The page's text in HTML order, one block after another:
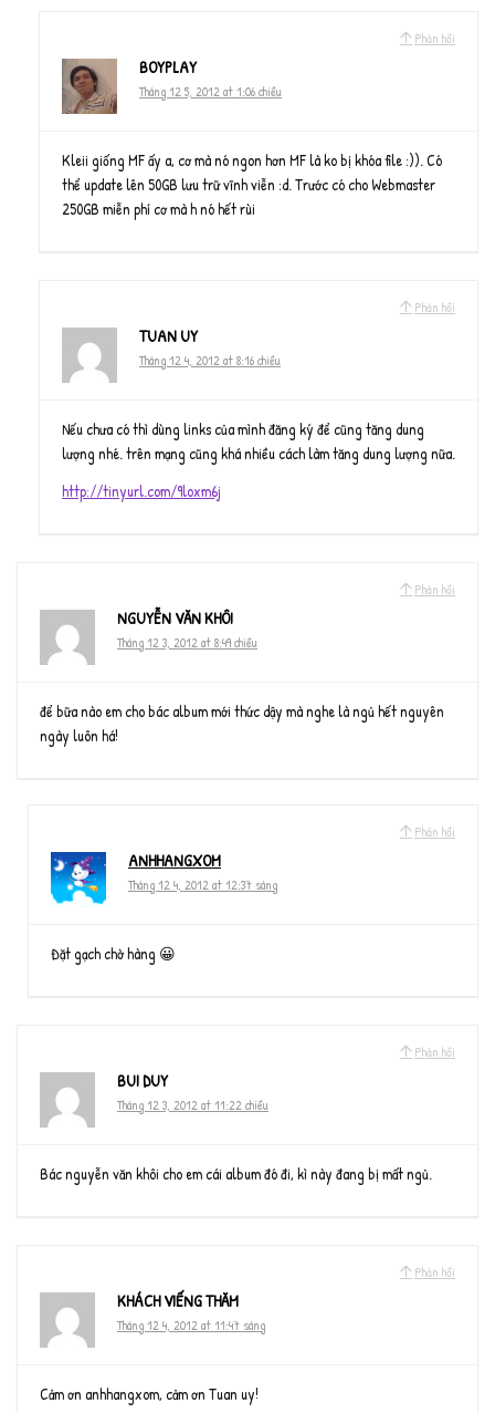
Phản hồi
BOYPLAY
Tháng 12 5, 2012 at 1:06 chiều
Kleii giống MF ấy a, cơ mà nó ngon hơn MF là ko bị khóa file :)). Có
thể update lên 50GB lưu trữ vĩnh viễn :d. Trước có cho Webmaster
250GB miễn phí cơ mà h nó hết rùi
Phản hồi
TUAN UY
Tháng 12 4, 2012 at 8:16 chiều
Nếu chưa có thì dùng links của mình đăng ký để cũng tăng dung
lượng nhé. trên mạng cũng khá nhiều cách làm tăng dung lượng nữa.
http://tinyurl.com/9loxm6j
Phản hồi
NGUYỄN VĂN KHÔI
Tháng 12 3, 2012 at 8:49 chiều
để bữa nào em cho bác album mới thức dậy mà nghe là ngủ hết nguyên
ngày luôn há!
Phản hồi
ANHHANGXOM
Tháng 12 4, 2012 at 12:37 sáng
Đặt gạch chờ hàng 😀
Phản hồi
BUI DUY
Tháng 12 3, 2012 at 11:22 chiều
Bác nguyễn văn khôi cho em cái album đó đi, kì này đang bị mất ngủ.
Phản hồi
KHÁCH VIẾNG THĂM
Tháng 12 4, 2012 at 11:47 sáng
Cảm ơn anhhangxom, cảm ơn Tuan uy!